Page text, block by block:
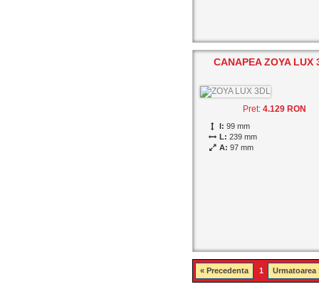
CANAPEA ZOYA LUX
Pret:4.129 RON
I: 99 mm
L: 239 mm
A: 97 mm
« Precedenta 1 Urmatoarea